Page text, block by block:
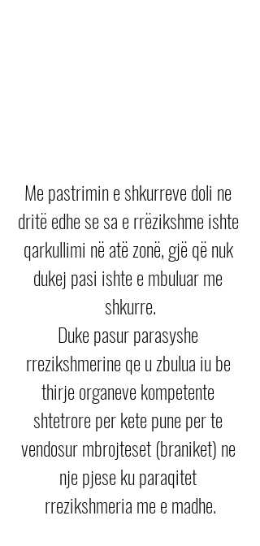
Me pastrimin e shkurreve doli ne
dritë edhe se sa e rrëzikshme ishte
qarkullimi në atë zonë, gjë që nuk
dukej pasi ishte e mbuluar me
shkurre.
Duke pasur parasyshe
rrezikshmerine qe u zbulua iu be
thirje organeve kompetente
shtetrore per kete pune per te
vendosur mbrojteset (braniket) ne
nje pjese ku paraqitet
rrezikshmeria me e madhe.